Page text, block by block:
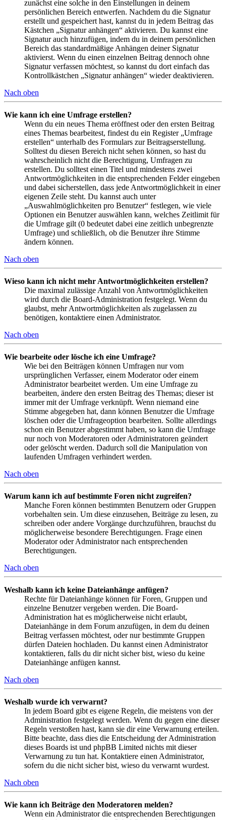
zunächst eine solche in den Einstellungen in deinem
persönlichen Bereich entwerfen. Nachdem du die Signatur
erstellt und gespeichert hast, kannst du in jedem Beitrag das
Kästchen „Signatur anhängen“ aktivieren. Du kannst eine
Signatur auch hinzufügen, indem du in deinem persönlichen
Bereich das standardmäßige Anhängen deiner Signatur
aktivierst. Wenn du einen einzelnen Beitrag dennoch ohne
Signatur verfassen möchtest, so kannst du dort einfach das
Kontrollkästchen „Signatur anhängen“ wieder deaktivieren.
Nach oben
Wie kann ich eine Umfrage erstellen?
Wenn du ein neues Thema eröffnest oder den ersten Beitrag
eines Themas bearbeitest, findest du ein Register „Umfrage
erstellen“ unterhalb des Formulars zur Beitragserstellung.
Solltest du diesen Bereich nicht sehen können, so hast du
wahrscheinlich nicht die Berechtigung, Umfragen zu
erstellen. Du solltest einen Titel und mindestens zwei
Antwortmöglichkeiten in die entsprechenden Felder eingeben
und dabei sicherstellen, dass jede Antwortmöglichkeit in einer
eigenen Zeile steht. Du kannst auch unter
„Auswahlmöglichkeiten pro Benutzer“ festlegen, wie viele
Optionen ein Benutzer auswählen kann, welches Zeitlimit für
die Umfrage gilt (0 bedeutet dabei eine zeitlich unbegrenzte
Umfrage) und schließlich, ob die Benutzer ihre Stimme
ändern können.
Nach oben
Wieso kann ich nicht mehr Antwortmöglichkeiten erstellen?
Die maximal zulässige Anzahl von Antwortmöglichkeiten
wird durch die Board-Administration festgelegt. Wenn du
glaubst, mehr Antwortmöglichkeiten als zugelassen zu
benötigen, kontaktiere einen Administrator.
Nach oben
Wie bearbeite oder lösche ich eine Umfrage?
Wie bei den Beiträgen können Umfragen nur vom
ursprünglichen Verfasser, einem Moderator oder einem
Administrator bearbeitet werden. Um eine Umfrage zu
bearbeiten, ändere den ersten Beitrag des Themas; dieser ist
immer mit der Umfrage verknüpft. Wenn niemand eine
Stimme abgegeben hat, dann können Benutzer die Umfrage
löschen oder die Umfrageoption bearbeiten. Sollte allerdings
schon ein Benutzer abgestimmt haben, so kann die Umfrage
nur noch von Moderatoren oder Administratoren geändert
oder gelöscht werden. Dadurch soll die Manipulation von
laufenden Umfragen verhindert werden.
Nach oben
Warum kann ich auf bestimmte Foren nicht zugreifen?
Manche Foren können bestimmten Benutzern oder Gruppen
vorbehalten sein. Um diese einzusehen, Beiträge zu lesen, zu
schreiben oder andere Vorgänge durchzuführen, brauchst du
möglicherweise besondere Berechtigungen. Frage einen
Moderator oder Administrator nach entsprechenden
Berechtigungen.
Nach oben
Weshalb kann ich keine Dateianhänge anfügen?
Rechte für Dateianhänge können für Foren, Gruppen und
einzelne Benutzer vergeben werden. Die Board-
Administration hat es möglicherweise nicht erlaubt,
Dateianhänge in dem Forum anzufügen, in dem du deinen
Beitrag verfassen möchtest, oder nur bestimmte Gruppen
dürfen Dateien hochladen. Du kannst einen Administrator
kontaktieren, falls du dir nicht sicher bist, wieso du keine
Dateianhänge anfügen kannst.
Nach oben
Weshalb wurde ich verwarnt?
In jedem Board gibt es eigene Regeln, die meistens von der
Administration festgelegt werden. Wenn du gegen eine dieser
Regeln verstoßen hast, kann sie dir eine Verwarnung erteilen.
Bitte beachte, dass dies die Entscheidung der Administration
dieses Boards ist und phpBB Limited nichts mit dieser
Verwarnung zu tun hat. Kontaktiere einen Administrator,
sofern du die nicht sicher bist, wieso du verwarnt wurdest.
Nach oben
Wie kann ich Beiträge den Moderatoren melden?
Wenn ein Administrator die entsprechenden Berechtigungen